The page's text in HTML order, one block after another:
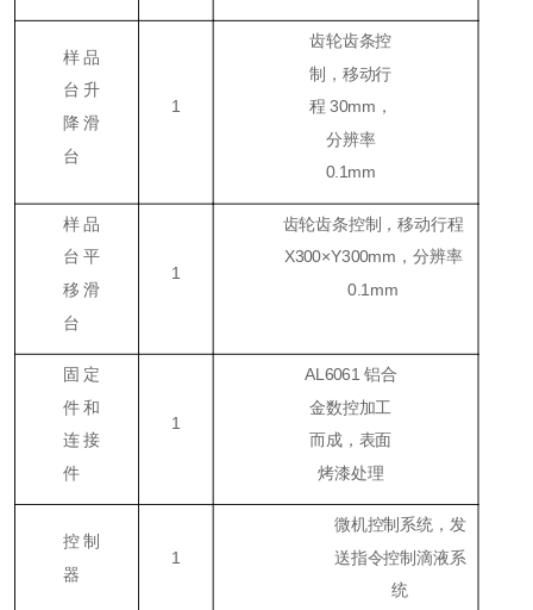
样品
台升
降滑
台
1
齿轮齿条控
制，移动行
程 30mm，
分辨率
0.1mm
样品
台平
移滑
台
1
齿轮齿条控制，移动行程
X300×Y300mm，分辨率
0.1mm
固定
件和
连接
件
1
AL6061 铝合
金数控加工
而成，表面
烤漆处理
控制
器
1
微机控制系统，发
送指令控制滴液系
统